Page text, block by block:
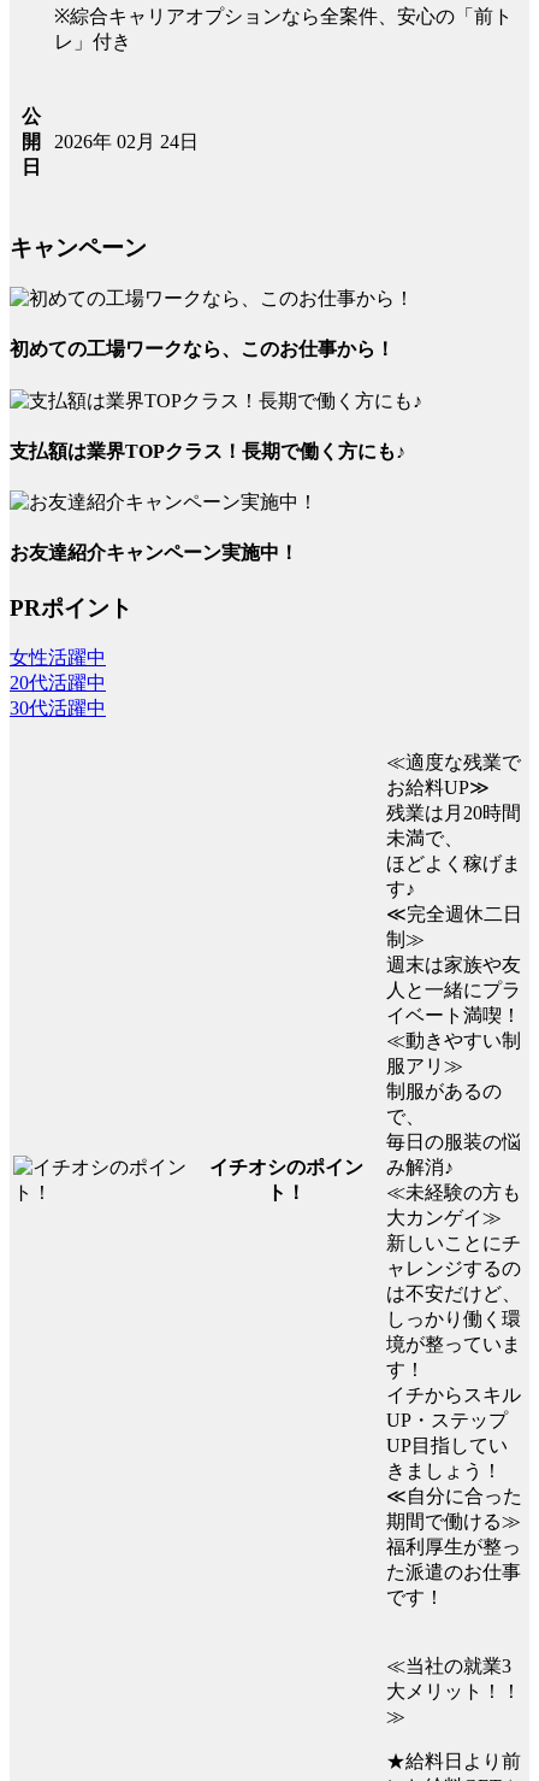
※綜合キャリアオプションなら全案件、安心の「前ト
レ」付き
公
開
日
2026年 02月 24日
キャンペーン
初めての工場ワークなら、このお仕事から！
支払額は業界TOPクラス！長期で働く方にも♪
お友達紹介キャンペーン実施中！
PRポイント
女性活躍中
20代活躍中
30代活躍中
イチオシのポイン
ト！
≪適度な残業で
お給料UP≫
残業は月20時間
未満で、
ほどよく稼げま
す♪
≪完全週休二日
制≫
週末は家族や友
人と一緒にプラ
イベート満喫！
≪動きやすい制
服アリ≫
制服があるの
で、
毎日の服装の悩
み解消♪
≪未経験の方も
大カンゲイ≫
新しいことにチ
ャレンジするの
は不安だけど、
しっかり働く環
境が整っていま
す！
イチからスキル
UP・ステップ
UP目指してい
きましょう！
≪自分に合った
期間で働ける≫
福利厚生が整っ
た派遣のお仕事
です！
≪当社の就業3
大メリット！！
≫
★給料日より前